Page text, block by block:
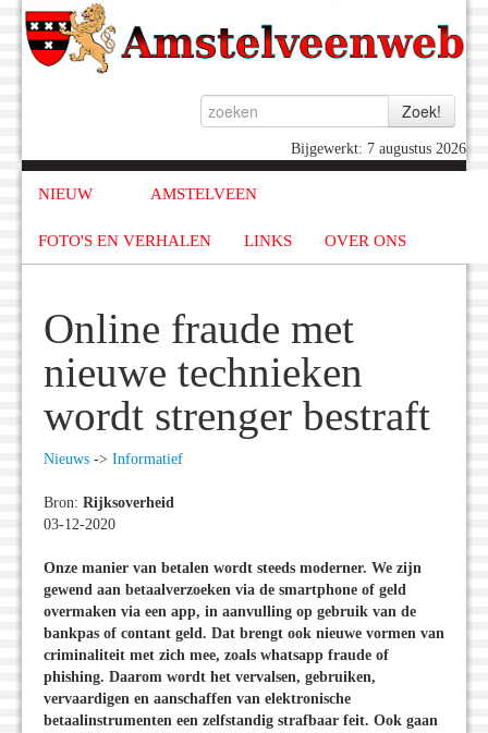
Bijgewerkt: 7 augustus 2026
NIEUW AMSTELVEEN
FOTO'S EN VERHALEN LINKS OVER ONS
Online fraude met
nieuwe technieken
wordt strenger bestraft
Nieuws -> Informatief
Bron: Rijksoverheid
03-12-2020
Onze manier van betalen wordt steeds moderner. We zijn
gewend aan betaalverzoeken via de smartphone of geld
overmaken via een app, in aanvulling op gebruik van de
bankpas of contant geld. Dat brengt ook nieuwe vormen van
criminaliteit met zich mee, zoals whatsapp fraude of
phishing. Daarom wordt het vervalsen, gebruiken,
vervaardigen en aanschaffen van elektronische
betaalinstrumenten een zelfstandig strafbaar feit. Ook gaan